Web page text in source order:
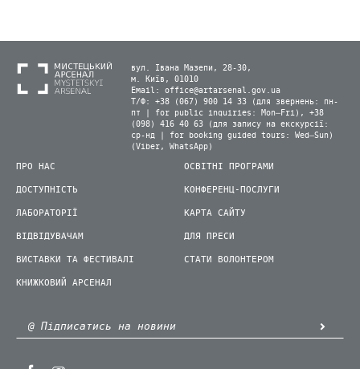
вул. Івана Мазепи, 28-30,
м. Київ, 01010
Email: office@artarsenal.gov.ua
Т/Ф: +38 (067) 900 14 33 (для звернень: пн-
пт | for public inquiries: Mon–Fri), +38
(098) 416 40 63 (для запису на екскурсії:
ср-нд | for booking guided tours: Wed–Sun)
(Viber, WhatsApp)
ПРО НАС
ДОСТУПНІСТЬ
ЛАБОРАТОРІЇ
ВІДВІДУВАЧАМ
ВИСТАВКИ ТА ФЕСТИВАЛІ
КНИЖКОВИЙ АРСЕНАЛ
ОСВІТНІ ПРОГРАМИ
КОНФЕРЕНЦ-ПОСЛУГИ
КАРТА САЙТУ
ДЛЯ ПРЕСИ
СТАТИ ВОЛОНТЕРОМ